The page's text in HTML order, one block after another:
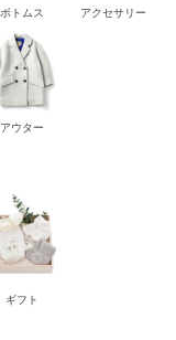
ボトムス アクセサリー
アウター
ギフト